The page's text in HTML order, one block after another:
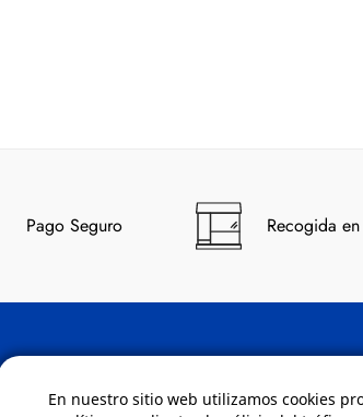
En nuestro sitio web utilizamos cookies
Pago Seguro Recogida
Políticas